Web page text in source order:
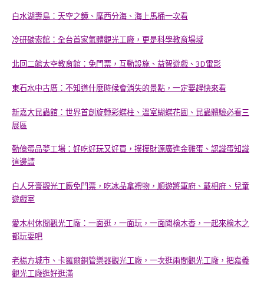
白水湖壽島：天空之鏡、摩西分海、海上馬桶一次看
冷研碳索館：全台首家氣體觀光工廠，更是科學教育場域
北回二館太空教育館：免門票，互動設施、益智遊戲、3D電影
東石水中古厝：不知道什麼時候會消失的景點，一定要趕快來看
新嘉大昆蟲館：世界首創旋轉彩蝶柱、溫室蝴蝶花園、昆蟲體驗必看三
展區
勤億蛋品夢工場：好吃好玩又好買，摸摸財源廣進金雞蛋、認識蛋知識
這邊請
白人牙膏觀光工廠免門票，吃冰品拿禮物，順遊將軍府、戴相府、兒童
遊戲室
愛木村休閒觀光工廠：一面逛，一面玩，一面聞檜木香，一起來檜木之
都玩耍吧
老楊方城市、卡羅爾銅管樂器觀光工廠，一次逛兩間觀光工廠，把嘉義
觀光工廠逛好逛滿